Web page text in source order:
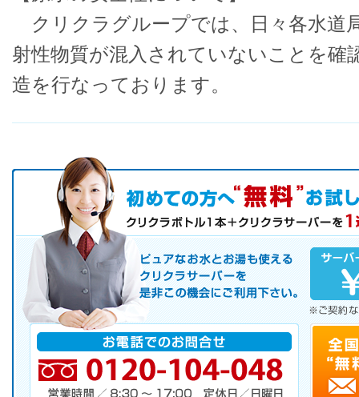
クリクラグループでは、日々各水道
射性物質が混入されていないことを確
造を行なっております。
初めての方へ キャンペーン実施中！
お気軽にお申し込み下さい。
ピュアなお水とお湯も使えるクリクラサーバーを是非この機会にご
サーバレンタル
ご自宅まで配送
※ご契約なさらなくても結構です。
お電話でのお問合せ